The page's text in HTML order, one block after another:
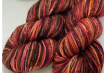
varianti.
Valikud
saab
valida
tootelehel